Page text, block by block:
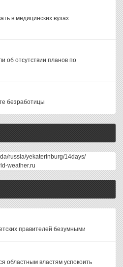
в медицинских вузах
об отсутствии планов по
безработицы
russia/yekaterinburg/14days/
weather.ru
правителей безумными
областным властям успокоить